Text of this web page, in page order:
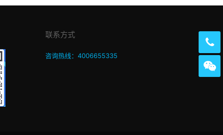
联系方式
咨询热线：4006655335